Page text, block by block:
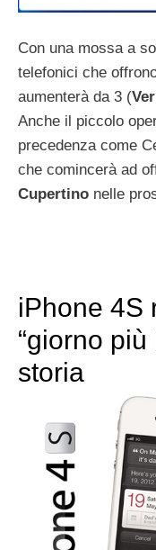
Con una mossa a
telefonici che
aumenterà da 3 (
Anche il piccolo
precedenza come
che comincerà ad
Cupertino nelle
iPhone 4S
“giorno
storia